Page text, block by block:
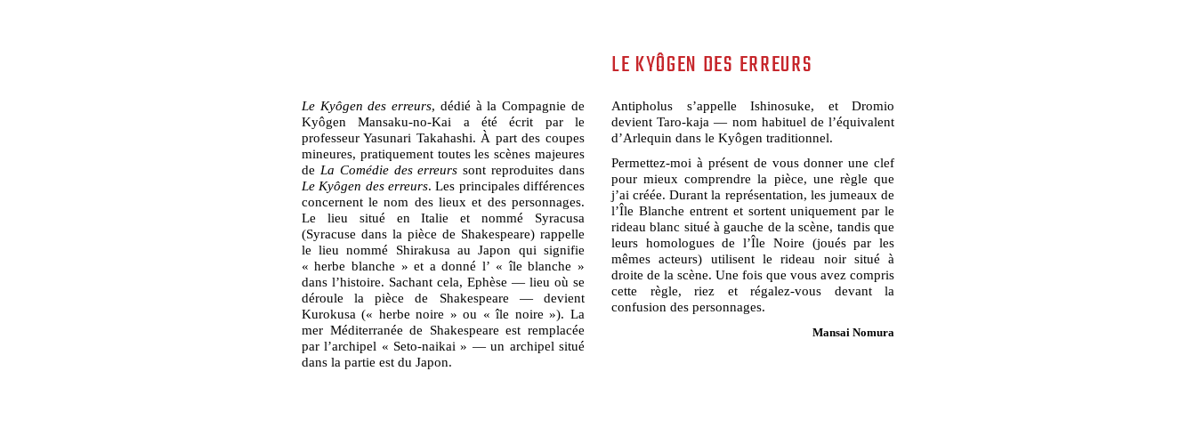
LE KYÔGEN DES ERREURS
Le Kyôgen des erreurs, dédié à la Compagnie de
Kyôgen Mansaku-no-Kai a été écrit par le
professeur Yasunari Takahashi. À part des coupes
mineures, pratiquement toutes les scènes majeures
de La Comédie des erreurs sont reproduites dans
Le Kyôgen des erreurs. Les principales différences
concernent le nom des lieux et des personnages.
Le lieu situé en Italie et nommé Syracusa
(Syracuse dans la pièce de Shakespeare) rappelle
le lieu nommé Shirakusa au Japon qui signifie
« herbe blanche » et a donné l’ « île blanche »
dans l’histoire. Sachant cela, Ephèse — lieu où se
déroule la pièce de Shakespeare — devient
Kurokusa (« herbe noire » ou « île noire »). La
mer Méditerranée de Shakespeare est remplacée
par l’archipel « Seto-naikai » — un archipel situé
dans la partie est du Japon.
Antipholus s’appelle Ishinosuke, et Dromio
devient Taro-kaja — nom habituel de l’équivalent
d’Arlequin dans le Kyôgen traditionnel.
Permettez-moi à présent de vous donner une clef
pour mieux comprendre la pièce, une règle que
j’ai créée. Durant la représentation, les jumeaux de
l’Île Blanche entrent et sortent uniquement par le
rideau blanc situé à gauche de la scène, tandis que
leurs homologues de l’Île Noire (joués par les
mêmes acteurs) utilisent le rideau noir situé à
droite de la scène. Une fois que vous avez compris
cette règle, riez et régalez-vous devant la
confusion des personnages.
Mansai Nomura